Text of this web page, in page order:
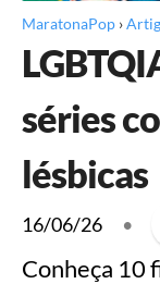
MaratonaPop ›
séries
lésbicas
16/06/26 •
Conheça 10